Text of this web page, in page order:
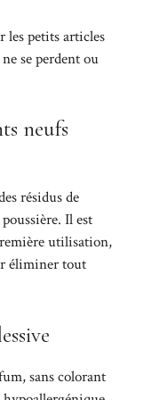
les petits articles
se perdent ou
neufs
résidus de
Il est
utilisation,
éliminer tout
sans colorant